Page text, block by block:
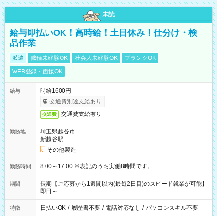
未読
給与即払いOK！高時給！土日休み！仕分け・検
品作業
派遣 職種未経験OK 社会人未経験OK
ブランクOK
WEB登録・面接OK
給与
時給1600円
交通費別途支給あり
交通費 交通費支給有り
勤務地
埼玉県越谷市
新越谷駅
その他製造
勤務時間 8:00～17:00 ※表記のうち実働8時間です。
期間
長期【ご応募から1週間以内(最短2日目)のスピード就業が可能】
即日～
特徴 日払いOK / 履歴書不要 / 電話対応なし / パソコンスキル不要